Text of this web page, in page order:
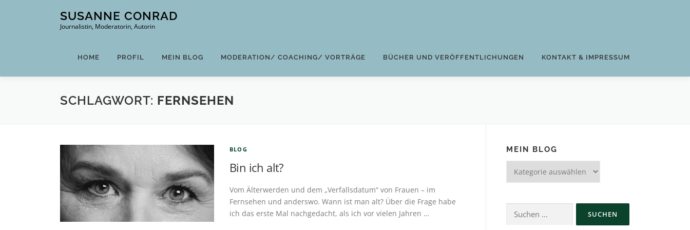
SUSANNE CONRAD
Journalistin, Moderatorin, Autorin
HOME PROFIL MEIN BLOG MODERATION/ COACHING/ VORTRÄGE BÜCHER UND VERÖFFENTLICHUNGEN KONTAKT & IMPRESSUM
SCHLAGWORT: FERNSEHEN
BLOG
Bin ich alt?
Vom Älterwerden und dem „Verfallsdatum“ von Frauen – im
Fernsehen und anderswo. Wann ist man alt? Über die Frage habe
ich das erste Mal nachgedacht, als ich vor vielen Jahren …
MEIN BLOG
Blog
Suchen
nach: